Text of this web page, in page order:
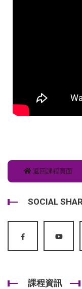
返回課程頁面
SOCIAL
課程資訊